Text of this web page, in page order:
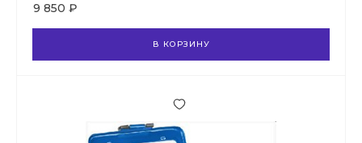
9 850 ₽
В КОРЗИНУ